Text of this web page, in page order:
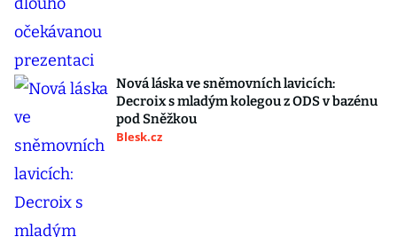
Nová láska ve sněmovních lavicích:
Decroix s mladým kolegou z ODS v bazénu
pod Sněžkou
Blesk.cz